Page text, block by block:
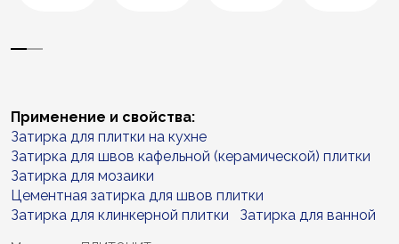
Применение и свойства:
Затирка для плитки на кухне
Затирка для швов кафельной (керамической) плитки
Затирка для мозаики
Цементная затирка для швов плитки
Затирка для клинкерной плитки
Затирка для ванной